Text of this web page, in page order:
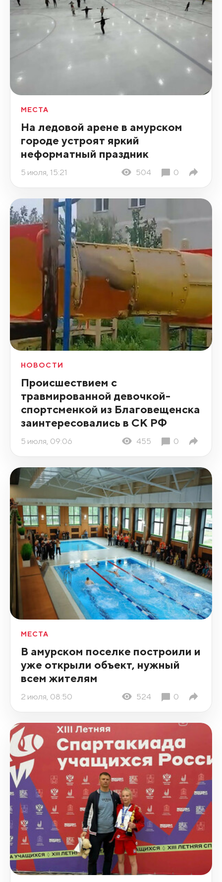
МЕСТА
На ледовой арене в амурском
городе устроят яркий
неформатный праздник
5 июля, 15:21 504 0
НОВОСТИ
Происшествием с
травмированной девочкой-
спортсменкой из Благовещенска
заинтересовались в СК РФ
5 июля, 09:06 455 0
МЕСТА
В амурском поселке построили и
уже открыли объект, нужный
всем жителям
2 июля, 08:50 524 0